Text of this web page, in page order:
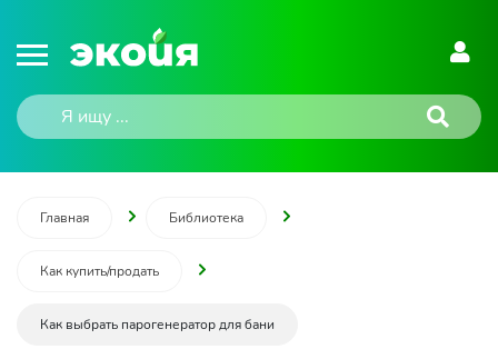
Главная Библиотека
Как купить/продать
Как выбрать парогенератор для бани